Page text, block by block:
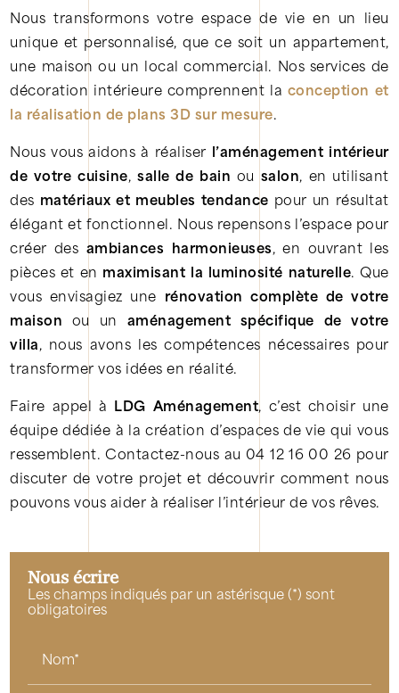
Nous transformons votre espace de vie en un lieu
unique et personnalisé, que ce soit un appartement,
une maison ou un local commercial. Nos services de
décoration intérieure comprennent la conception et
la réalisation de plans 3D sur mesure.
Nous vous aidons à réaliser
l’aménagement intérieur
de votre cuisine,salle de bain ou salon, en utilisant
des matériaux et meubles tendance pour un résultat
élégant et fonctionnel. Nous repensons l’espace pour
créer des ambiances harmonieuses , en ouvrant les
pièces et en maximisant la luminosité naturelle. Que
vous envisagiez une rénovation complète de votre
maison ou un aménagement spécifique de votre
villa , nous avons les compétences nécessaires pour
transformer vos idées en réalité.
Faire appel à LDG Aménagement, c’est choisir une
équipe dédiée à la création d’espaces de vie qui vous
ressemblent. Contactez-nous au 04 12 16 00 26 pour
discuter de votre projet et découvrir comment nous
pouvons vous aider à réaliser l’intérieur de vos rêves.
Nous écrire
Les champs indiqués par un astérisque (*) sont
obligatoires
Nom*